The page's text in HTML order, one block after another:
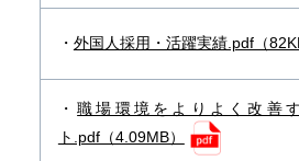
外国人採用・活躍実績.pdf（
職場環境をよりよく改善
ト.pdf（4.09MB）